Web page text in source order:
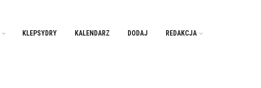
KLEPSYDRY KALENDARZ DODAJ REDAKCJA